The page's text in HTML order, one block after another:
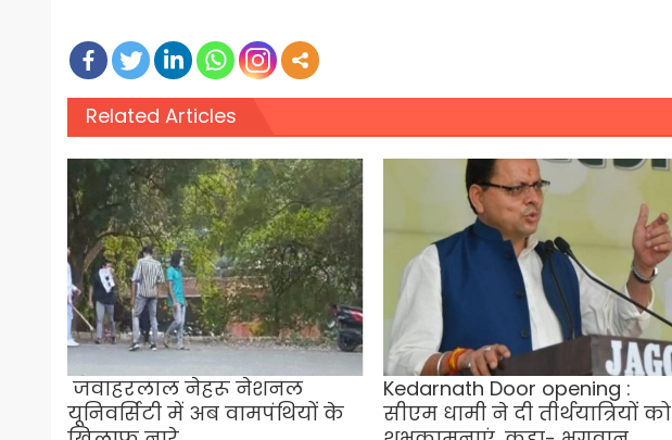
Related Articles
जवाहरलाल नेहरू नेशनल
यूनिवर्सिटी में अब वामपंथियों के
Kedarnath Door opening :
सीएम धामी ने दी तीर्थयात्रियों को